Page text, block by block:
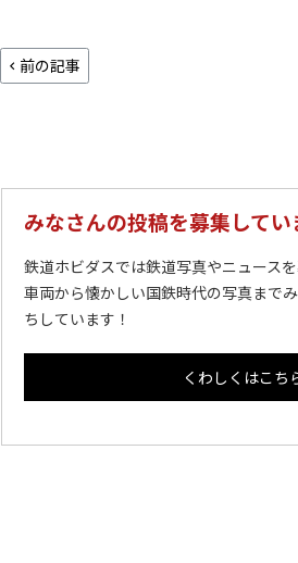
前の記事
みなさんの投稿を募集してい
鉄道ホビダスでは鉄道写真やニュース
車両から懐かしい国鉄時代の写真まで
ちしています！
くわしくはこち